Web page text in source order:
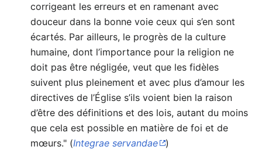
corrigeant les erreurs et en ramenant avec
douceur dans la bonne voie ceux qui s’en sont
écartés. Par ailleurs, le progrès de la culture
humaine, dont l’importance pour la religion ne
doit pas être négligée, veut que les fidèles
suivent plus pleinement et avec plus d’amour les
directives de l’Église s’ils voient bien la raison
d’être des définitions et des lois, autant du moins
que cela est possible en matière de foi et de
mœurs." (Integrae servandae
)